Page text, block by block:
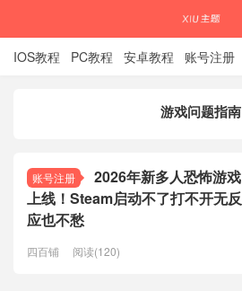
IOS教程 PC教程 安卓教程 账号注册
游戏问题指南
账号注册
2026年新多人恐怖游戏
上线！Steam启动不了打不开无反
应也不愁
四百铺 阅读(120)